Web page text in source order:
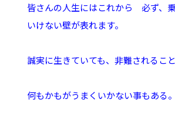
皆さんの人生にはこれから 必ず、
いけない壁が表れます。
誠実に生きていても、非難されること
何もかもがうまくいかない事もある。